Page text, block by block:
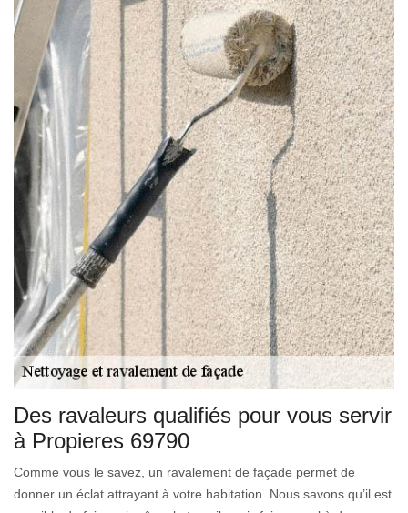
Des ravaleurs qualifiés pour vous servir
à Propieres 69790
Comme vous le savez, un ravalement de façade permet de
donner un éclat attrayant à votre habitation. Nous savons qu’il est